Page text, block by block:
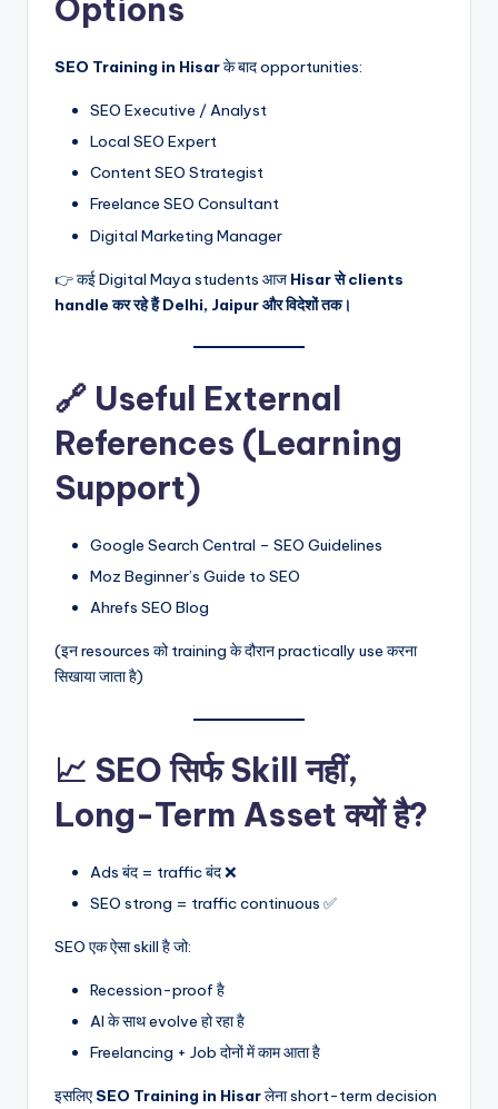
Options
SEO Training in Hisarके बाद opportunities:
SEO Executive / Analyst
Local SEO Expert
Content SEO Strategist
Freelance SEO Consultant
Digital Marketing Manager
👉 कई Digital Maya students आज Hisar से clients
handle कर रहे हैं Delhi, Jaipur और विदेशों तक।
🔗 Useful External
References (Learning
Support)
Google Search Central – SEO Guidelines
Moz Beginner’s Guide to SEO
Ahrefs SEO Blog
(इन resources को training के दौरान practically use करना
सिखाया जाता है)
📈 SEO सिर्फ Skill नहीं,
Long-Term Asset क्यों है?
Ads बंद = traffic बंद ❌
SEO strong = traffic continuous ✅
SEO एक ऐसा skill है जो:
Recession-proof है
AI के साथ evolve हो रहा है
Freelancing + Job दोनों में काम आता है
इसलिएSEO Training in Hisarलेना short-term decision